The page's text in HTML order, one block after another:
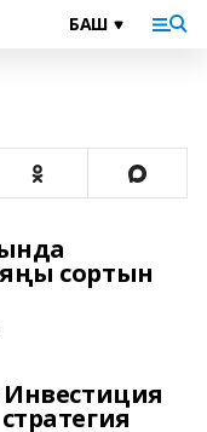
сортын